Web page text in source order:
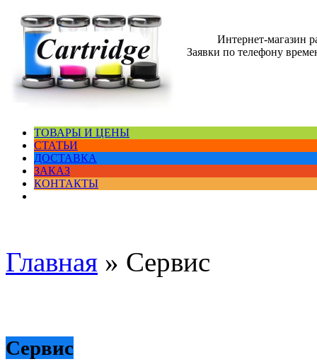
Интернет-магазин
Заявки по телефону
ТОВАРЫ И ЦЕНЫ
СТАТЬИ
ДОСТАВКА
ЗАКАЗ
КОНТАКТЫ
Главная » Сервис
Сервис